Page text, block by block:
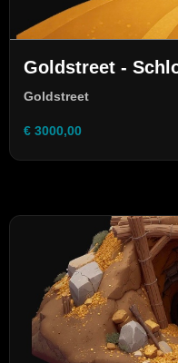
Goldstreet -
Goldstreet
€ 3000,00